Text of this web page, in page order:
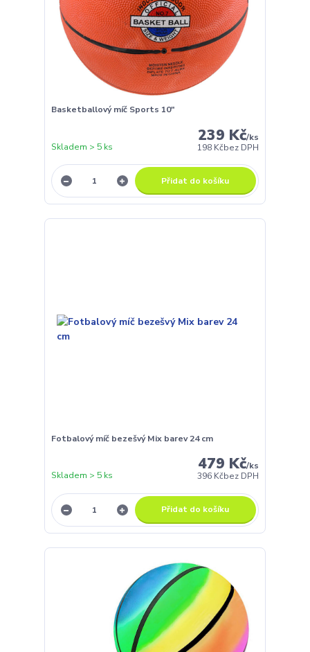
Basketballový míč Sports 10"
239 Kč/ks
198 Kčbez DPH
Skladem > 5 ks
Přidat do košíku
Fotbalový míč bezešvý Mix barev 24 cm
479 Kč/ks
396 Kčbez DPH
Skladem > 5 ks
Přidat do košíku